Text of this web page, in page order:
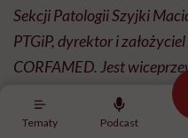
Tematy Podcast
Sekcji Patologii Szyjki
PTGiP, dyrektor i
CORFAMED. Jest
organizacyjnego komitetu
KOLPOSKOPIA 2020,